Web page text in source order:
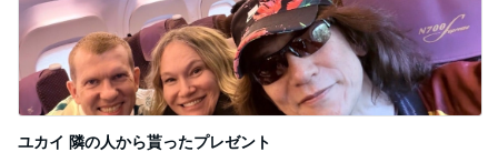
ユカイ 隣の人から貰ったプレゼント